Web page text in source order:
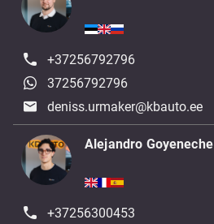
+37256792796
37256792796
deniss.urmaker@kbauto.ee
Alejandro Goyeneche
+37256300453